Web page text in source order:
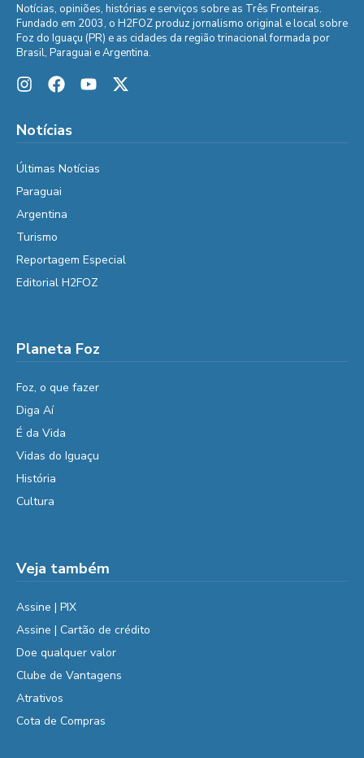
Notícias, opiniões, histórias e serviços sobre as Três Fronteiras.
Fundado em 2003, o H2FOZ produz jornalismo original e local sobre
Foz do Iguaçu (PR) e as cidades da região trinacional formada por
Brasil, Paraguai e Argentina.
Notícias
Últimas Notícias
Paraguai
Argentina
Turismo
Reportagem Especial
Editorial H2FOZ
Planeta Foz
Foz, o que fazer
Diga Aí
É da Vida
Vidas do Iguaçu
História
Cultura
Veja também
Assine | PIX
Assine | Cartão de crédito
Doe qualquer valor
Clube de Vantagens
Atrativos
Cota de Compras